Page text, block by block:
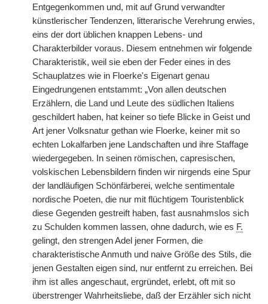
Entgegenkommen und, mit auf Grund verwandter
künstlerischer Tendenzen, litterarische Verehrung erwies,
eins der dort üblichen knappen Lebens- und
Charakterbilder voraus. Diesem entnehmen wir folgende
Charakteristik, weil sie eben der Feder eines in des
Schauplatzes wie in Floerke's Eigenart genau
Eingedrungenen entstammt: „Von allen deutschen
Erzählern, die Land und Leute des südlichen Italiens
geschildert haben, hat keiner so tiefe Blicke in Geist und
Art jener Volksnatur gethan wie Floerke, keiner mit so
echten Lokalfarben jene Landschaften und ihre Staffage
wiedergegeben. In seinen römischen, capresischen,
volskischen Lebensbildern finden wir nirgends eine Spur
der landläufigen Schönfärberei, welche sentimentale
nordische Poeten, die nur mit flüchtigem Touristenblick
diese Gegenden gestreift haben, fast ausnahmslos sich
zu Schulden kommen lassen, ohne dadurch, wie es F.
gelingt, den strengen Adel jener Formen, die
charakteristische Anmuth und naive Größe des Stils, die
jenen Gestalten eigen sind, nur entfernt zu erreichen. Bei
ihm ist alles angeschaut, ergründet, erlebt, oft mit so
überstrenger Wahrheitsliebe, daß der Erzähler sich nicht